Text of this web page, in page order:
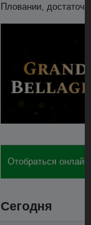
Пловании,
Отобраться
Сегодня